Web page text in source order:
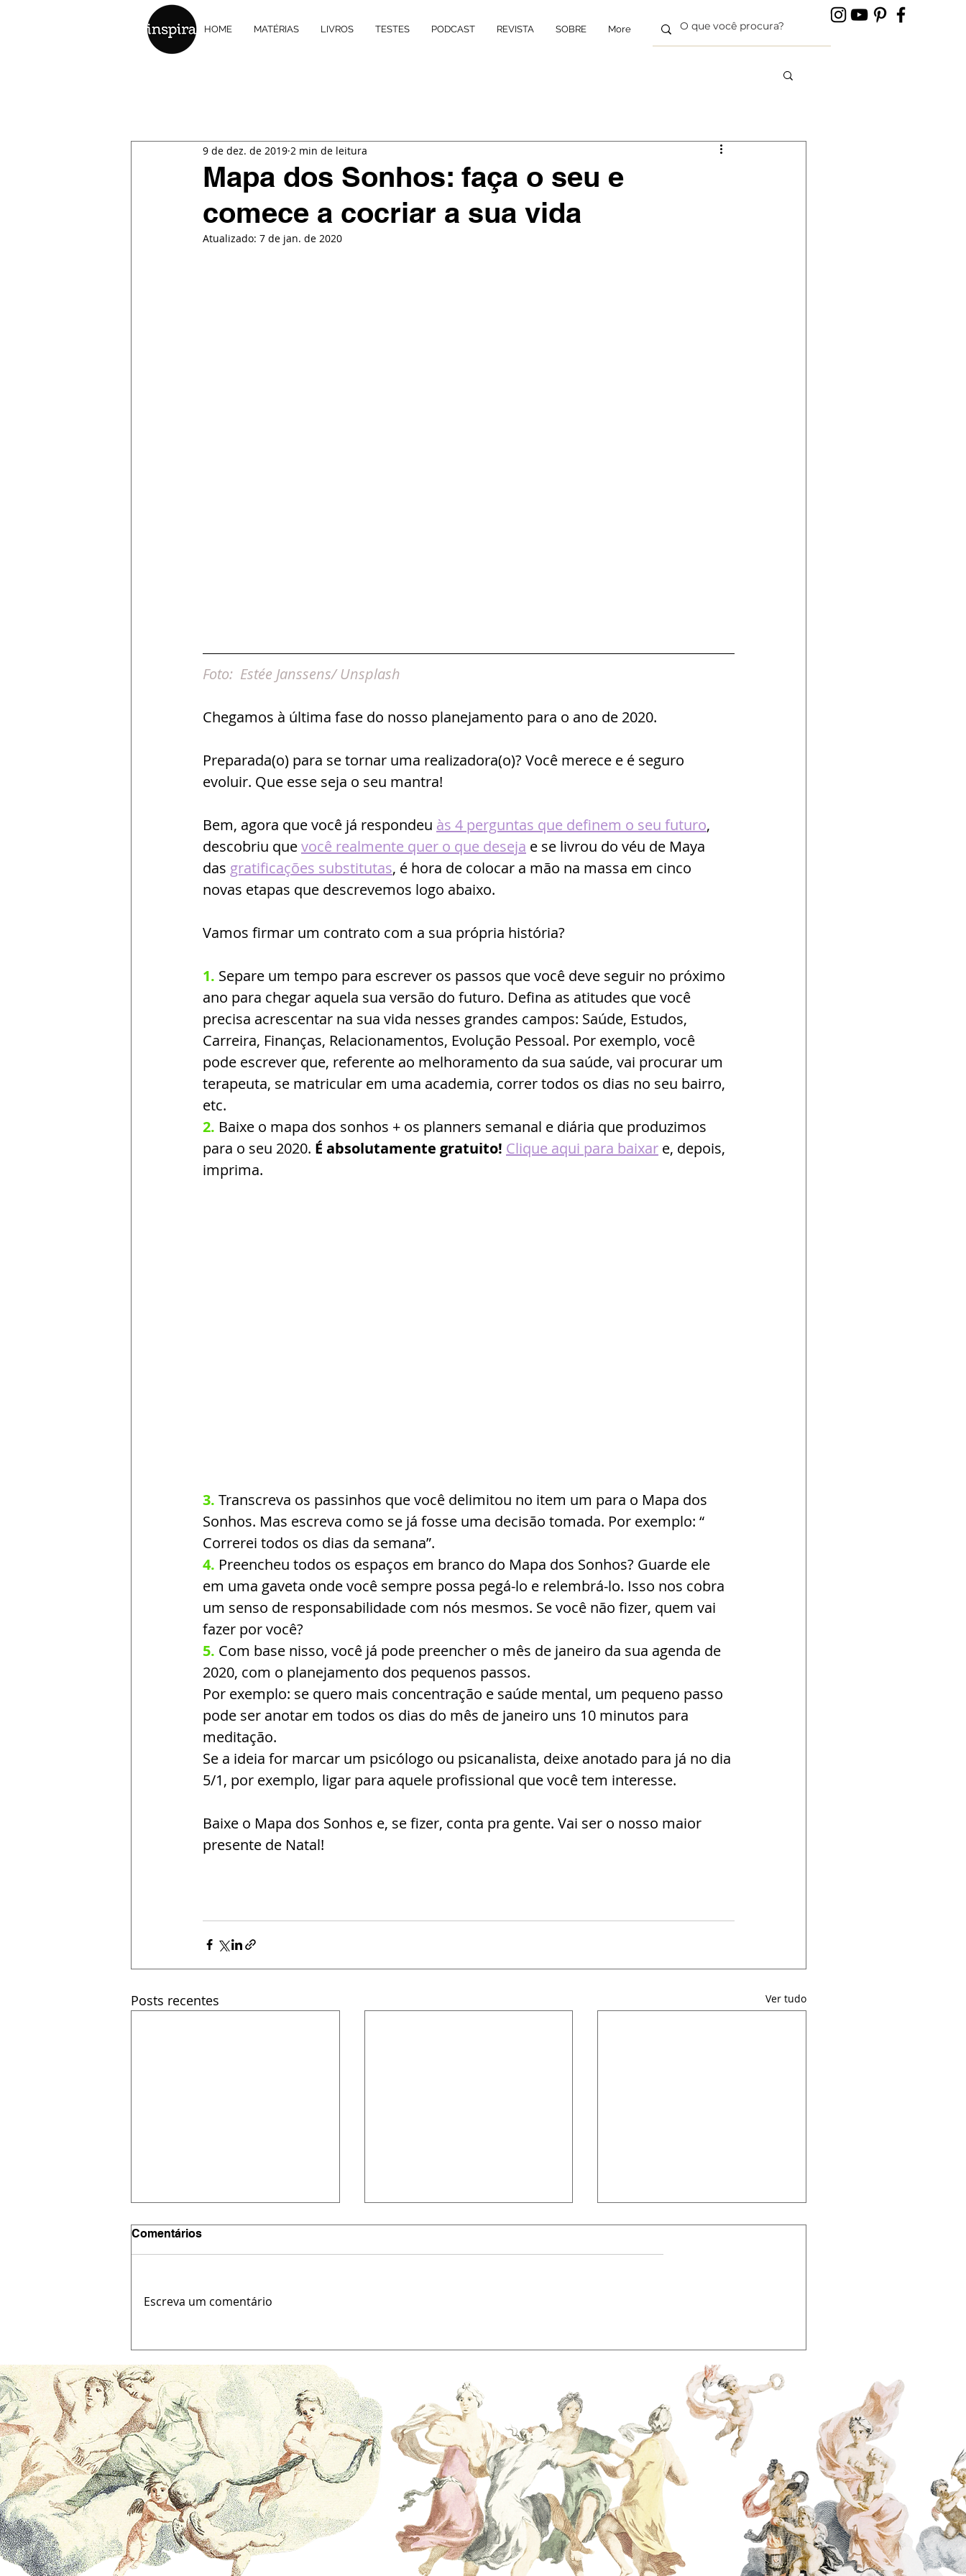
HOME MATÉRIAS LIVROS TESTES PODCAST REVISTA SOBRE More
Mapa dos Sonhos: faça o seu e
comece a cocriar a sua vida
9 de dez. de 2019 2 min de leitura
Atualizado: 7 de jan. de 2020
Foto: Estée Janssens/ Unsplash
Chegamos à última fase do nosso planejamento para o ano de 2020.
Preparada(o) para se tornar uma realizadora(o)? Você merece e é seguro
evoluir. Que esse seja o seu mantra!
Bem, agora que você já respondeu às 4 perguntas que definem o seu futuro,
descobriu que você realmente quer o que deseja e se livrou do véu de Maya
das gratificações substitutas, é hora de colocar a mão na massa em cinco
novas etapas que descrevemos logo abaixo.
Vamos firmar um contrato com a sua própria história?
1. Separe um tempo para escrever os passos que você deve seguir no próximo
ano para chegar aquela sua versão do futuro. Defina as atitudes que você
precisa acrescentar na sua vida nesses grandes campos: Saúde, Estudos,
Carreira, Finanças, Relacionamentos, Evolução Pessoal. Por exemplo, você
pode escrever que, referente ao melhoramento da sua saúde, vai procurar um
terapeuta, se matricular em uma academia, correr todos os dias no seu bairro,
etc.
2. Baixe o mapa dos sonhos + os planners semanal e diária que produzimos
para o seu 2020. É absolutamente gratuito! Clique aqui para baixar e, depois,
imprima.
3. Transcreva os passinhos que você delimitou no item um para o Mapa dos
Sonhos. Mas escreva como se já fosse uma decisão tomada. Por exemplo: “
Correrei todos os dias da semana”.
4. Preencheu todos os espaços em branco do Mapa dos Sonhos? Guarde ele
em uma gaveta onde você sempre possa pegá-lo e relembrá-lo. Isso nos cobra
um senso de responsabilidade com nós mesmos. Se você não fizer, quem vai
fazer por você?
5. Com base nisso, você já pode preencher o mês de janeiro da sua agenda de
2020, com o planejamento dos pequenos passos.
Por exemplo: se quero mais concentração e saúde mental, um pequeno passo
pode ser anotar em todos os dias do mês de janeiro uns 10 minutos para
meditação.
Se a ideia for marcar um psicólogo ou psicanalista, deixe anotado para já no dia
5/1, por exemplo, ligar para aquele profissional que você tem interesse.
Baixe o Mapa dos Sonhos e, se fizer, conta pra gente. Vai ser o nosso maior
presente de Natal!
Posts recentes Ver tudo
sair da estagnação com
meditação guiada)
Autossabotagem e
Reescrever Sua História
Comentários
Escreva um comentário